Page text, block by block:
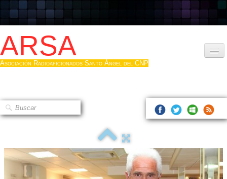
ARSA
Asociación Radioaficionados Santo Ángel del CNP
Que es la ARSA
Hacerse socio
Log diploma en Pdf